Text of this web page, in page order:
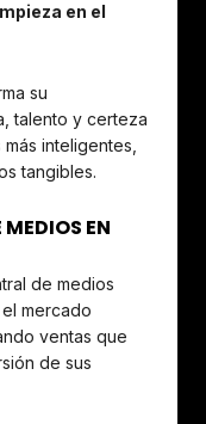
en el
su
talento y certeza
inteligentes,
tangibles.
EN
de medios
mercado
ventas que
de sus